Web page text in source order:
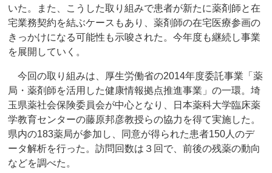
いた。また、こうした取り組みで患者が新たに薬剤師と在
宅業務契約を結ぶケースもあり、薬剤師の在宅医療参画の
きっかけになる可能性も示唆された。今年度も継続し事業
を展開していく。
今回の取り組みは、厚生労働省の2014年度委託事業「薬
局・薬剤師を活用した健康情報拠点推進事業」の一環。埼
玉県薬社会保険委員会が中心となり、日本薬科大学臨床薬
学教育センターの藤原邦彦教授らの協力を得て実施した。
県内の183薬局が参加し、同意が得られた患者150人のデ
ータ解析を行った。訪問回数は３回で、前後の残薬の動向
などを調べた。